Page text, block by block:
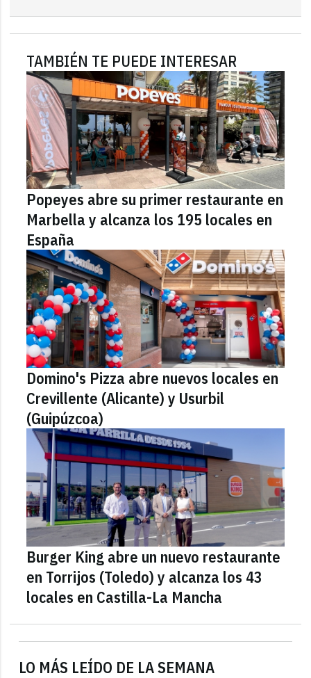
LO MÁS LEÍDO DE LA SEMANA
TAMBIÉN TE PUEDE INTERESAR
Popeyes abre su primer restaurante en
Marbella y alcanza los 195 locales en
España
Domino's Pizza abre nuevos locales en
Crevillente (Alicante) y Usurbil
(Guipúzcoa)
Burger King abre un nuevo restaurante
en Torrijos (Toledo) y alcanza los 43
locales en Castilla-La Mancha